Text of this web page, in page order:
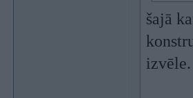
šajā
izvēle.